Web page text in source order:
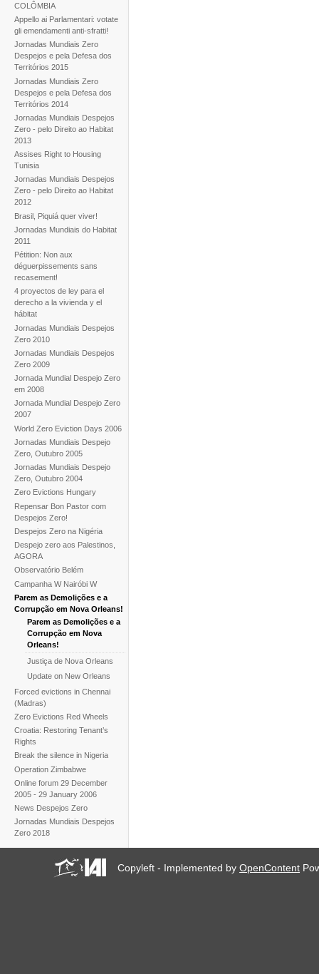
COLÔMBIA
Appello ai Parlamentari: votate
gli emendamenti anti-sfratti!
Jornadas Mundiais Zero
Despejos e pela Defesa dos
Territórios 2015
Jornadas Mundiais Zero
Despejos e pela Defesa dos
Territórios 2014
Jornadas Mundiais Despejos
Zero - pelo Direito ao Habitat
2013
Assises Right to Housing
Tunisia
Jornadas Mundiais Despejos
Zero - pelo Direito ao Habitat
2012
Brasil, Piquiá quer viver!
Jornadas Mundiais do Habitat
2011
Pétition: Non aux
déguerpissements sans
recasement!
4 proyectos de ley para el
derecho a la vivienda y el
hábitat
Jornadas Mundiais Despejos
Zero 2010
Jornadas Mundiais Despejos
Zero 2009
Jornada Mundial Despejo Zero
em 2008
Jornada Mundial Despejo Zero
2007
World Zero Eviction Days 2006
Jornadas Mundiais Despejo
Zero, Outubro 2005
Jornadas Mundiais Despejo
Zero, Outubro 2004
Zero Evictions Hungary
Repensar Bon Pastor com
Despejos Zero!
Despejos Zero na Nigéria
Despejo zero aos Palestinos,
AGORA
Observatório Belém
Campanha W Nairóbi W
Parem as Demolições e a
Corrupção em Nova Orleans!
Parem as Demolições e a
Corrupção em Nova
Orleans!
Justiça de Nova Orleans
Update on New Orleans
Forced evictions in Chennai
(Madras)
Zero Evictions Red Wheels
Croatia: Restoring Tenant’s
Rights
Break the silence in Nigeria
Operation Zimbabwe
Online forum 29 December
2005 - 29 January 2006
News Despejos Zero
Jornadas Mundiais Despejos
Zero 2018
Copyleft - Implemented byOpenContent